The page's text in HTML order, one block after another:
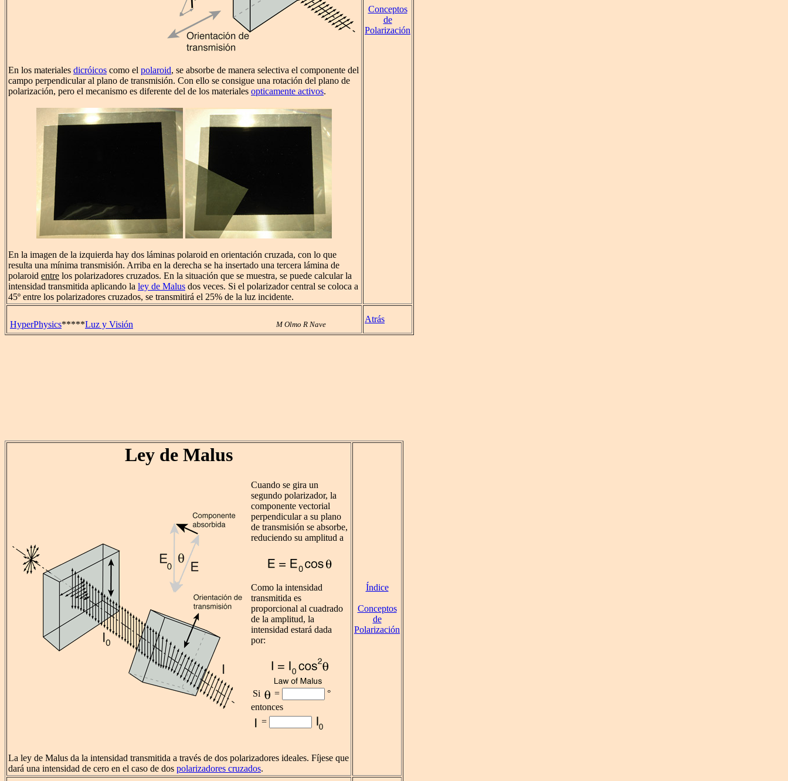
En los materiales dicróicos como el polaroid, se absorbe de manera selectiva el componente del
campo perpendicular al plano de transmisión. Con ello se consigue una rotación del plano de
polarización, pero el mecanismo es diferente del de los materiales opticamente activos.
En la imagen de la izquierda hay dos láminas polaroid en orientación cruzada, con lo que
resulta una mínima transmisión. Arriba en la derecha se ha insertado una tercera lámina de
polaroid entre los polarizadores cruzados. En la situación que se muestra, se puede calcular la
intensidad transmitida aplicando la ley de Malus dos veces. Si el polarizador central se coloca a
45º entre los polarizadores cruzados, se transmitirá el 25% de la luz incidente.
Conceptos
de
Polarización
HyperPhysics*****Luz y Visión M Olmo R Nave
Atrás
Ley de Malus
Cuando se gira un
segundo polarizador, la
componente vectorial
perpendicular a su plano
de transmisión se absorbe,
reduciendo su amplitud a
Como la intensidad
transmitida es
proporcional al cuadrado
de la amplitud, la
intensidad estará dada
por:
Si =
°
entonces
=
La ley de Malus da la intensidad transmitida a través de dos polarizadores ideales. Fíjese que
dará una intensidad de cero en el caso de dos polarizadores cruzados.
Índice
Conceptos
de
Polarización